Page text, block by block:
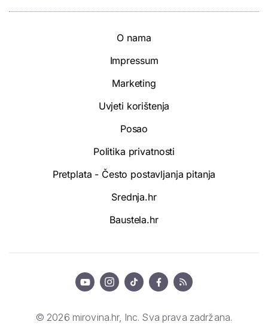
O nama
Impressum
Marketing
Uvjeti korištenja
Posao
Politika privatnosti
Pretplata - Često postavljanja pitanja
Srednja.hr
Baustela.hr
© 2026 mirovina.hr, Inc. Sva prava zadržana.